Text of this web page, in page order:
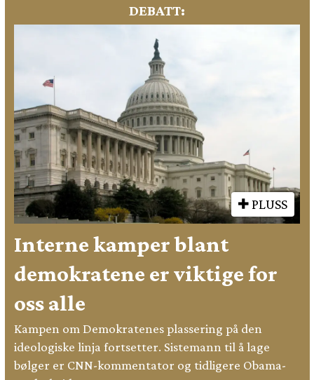
DEBATT:
PLUSS
Interne kamper blant
demokratene er viktige for
oss alle
Kampen om Demokratenes plassering på den
ideologiske linja fortsetter. Sistemann til å lage
bølger er CNN-kommentator og tidligere Obama-